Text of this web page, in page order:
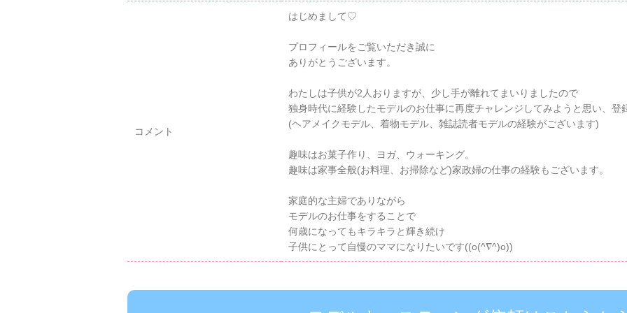
コメント
はじめまして♡
プロフィールをご覧いただき誠に
ありがとうございます。
わたしは子供が2人おりますが、少し手が離れてまいりましたので
独身時代に経験したモデルのお仕事に再度チャレンジしてみようと思い、
(ヘアメイクモデル、着物モデル、雑誌読者モデルの経験がございます)
趣味はお菓子作り、ヨガ、ウォーキング。
趣味は家事全般(お料理、お掃除など)家政婦の仕事の経験もございます。
家庭的な主婦でありながら
モデルのお仕事をすることで
何歳になってもキラキラと輝き続け
子供にとって自慢のママになりたいです((o(^∇^)o))